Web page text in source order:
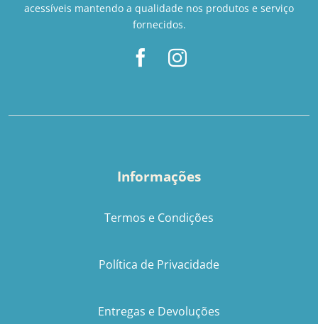
acessíveis mantendo a qualidade nos produtos e serviço
fornecidos.
Informações
Termos e Condições
Política de Privacidade
Entregas e Devoluções